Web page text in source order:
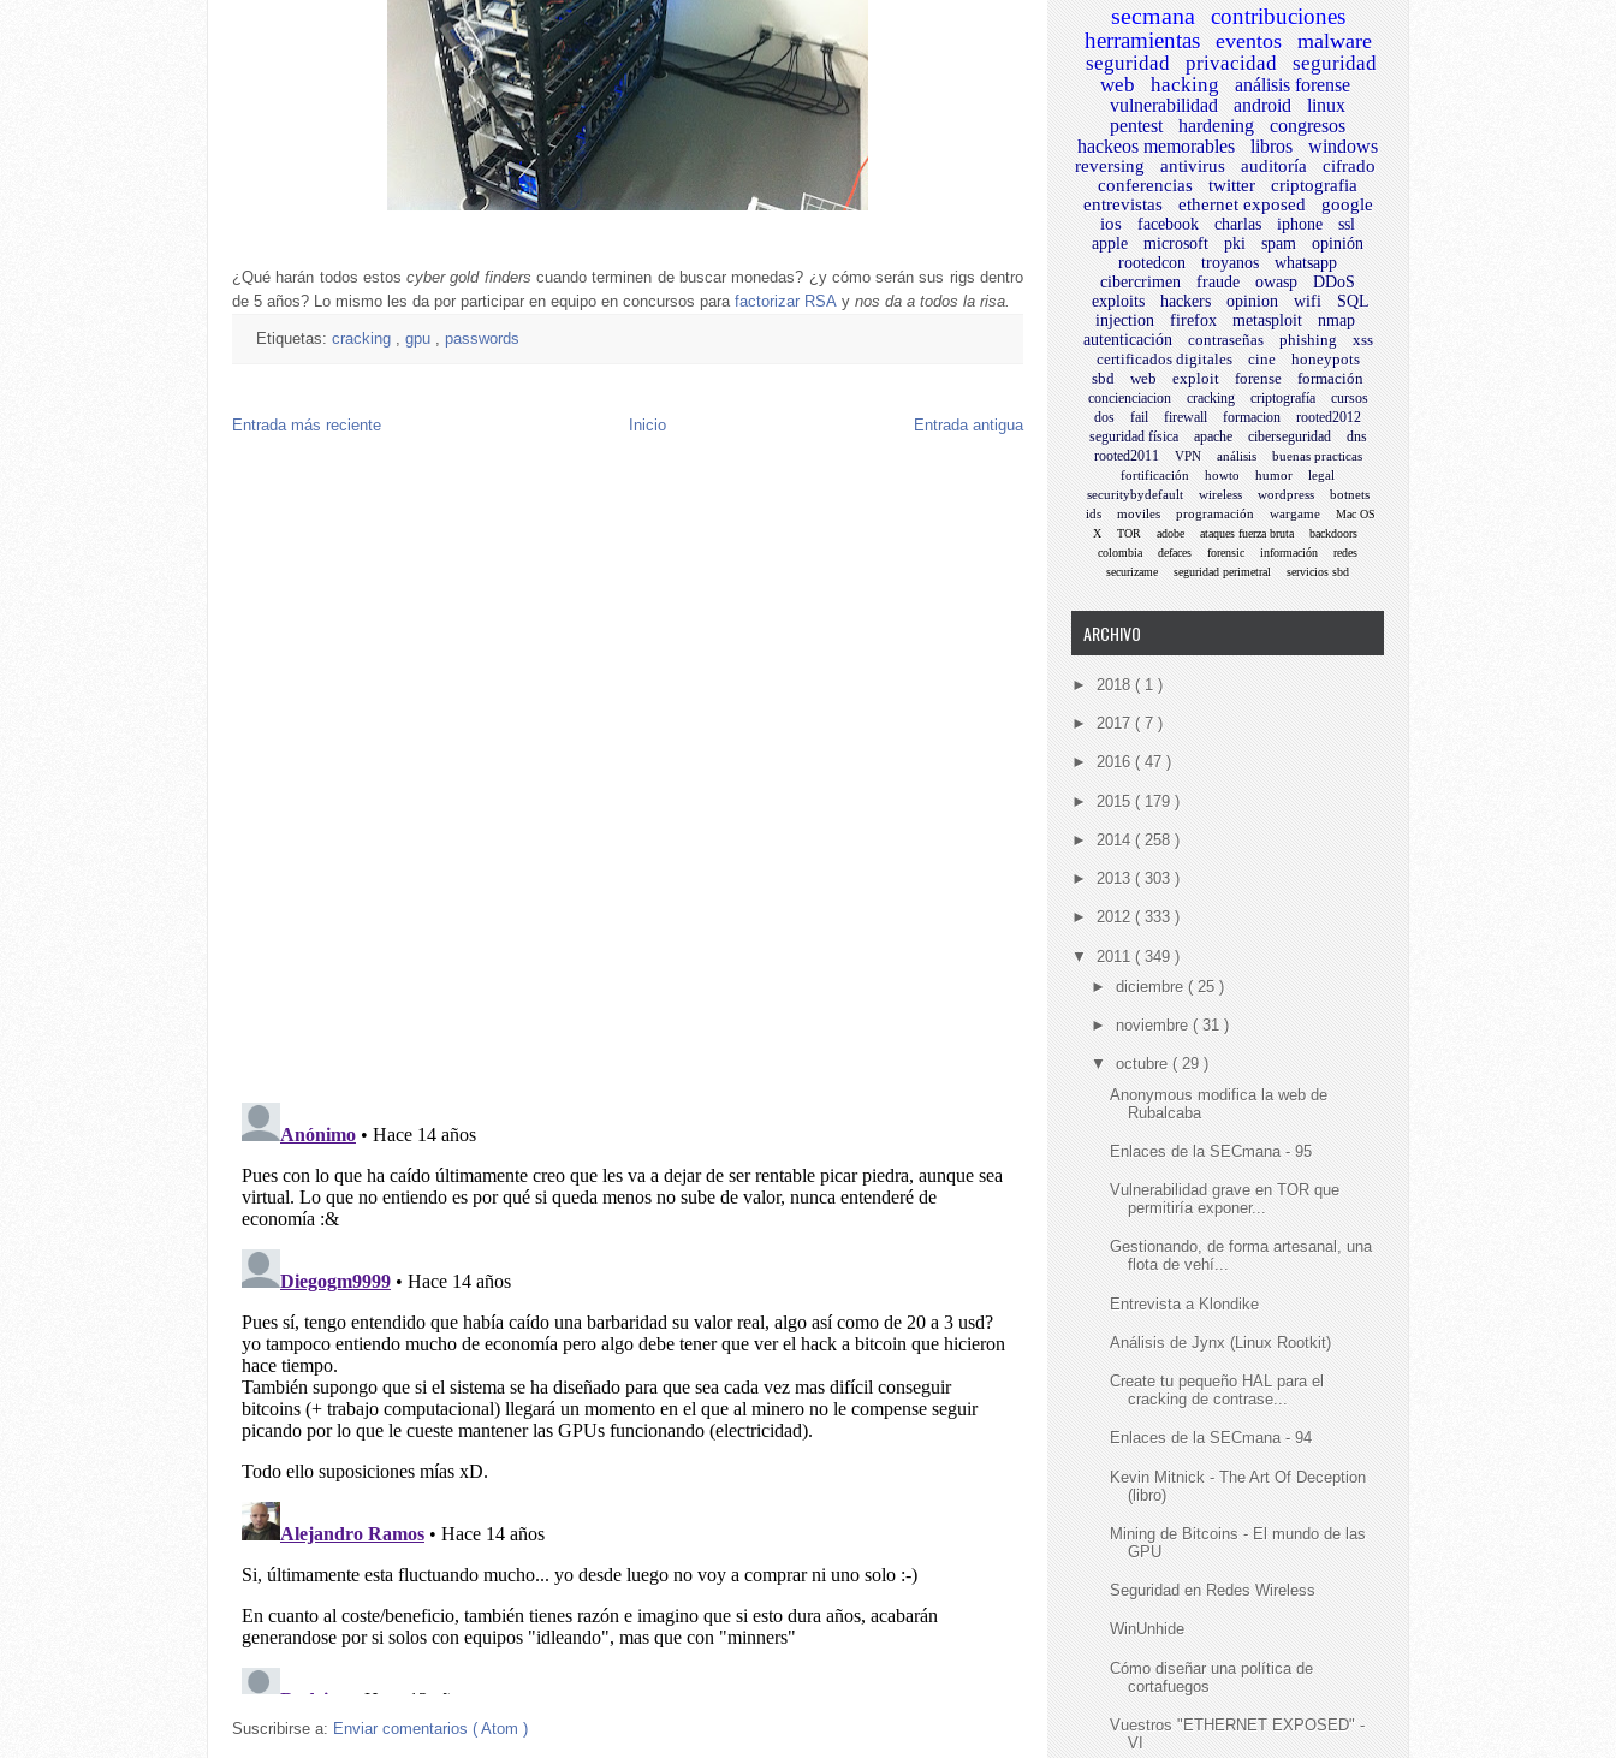
¿Qué harán todos estoscyber gold finderscuando terminen de buscar monedas? ¿y cómo serán sus rigs dentro
de 5 años? Lo mismo les da por participar en equipo en concursos para factorizar RSA y nos da a todos la risa.
Etiquetas: cracking , gpu , passwords
Entrada más reciente Entrada antigua
Inicio
Suscribirse a: Enviar comentarios ( Atom )
secmana
contribuciones
herramientas
eventos malware
seguridad privacidad
seguridad
web
hacking
análisis forense
vulnerabilidad
android
linux
pentest
hardening
congresos
hackeos memorables
libros windows
reversing antivirus auditoría
cifrado
conferencias
twitter
criptografia
entrevistas
ethernet exposed
google
ios
facebook charlas iphone
ssl
apple
microsoft pki spam
opinión
rootedcon
troyanos
whatsapp
cibercrimen
fraude owasp
DDoS
exploits
hackers opinion wifi
SQL
injection
firefox metasploit
nmap
autenticación
contraseñas phishing
xss
certificados digitales
cine
honeypots
sbd
web exploit forense formación
concienciacion cracking criptografía
cursos
dos
fail firewall formacion
rooted2012
seguridad física
apache ciberseguridad
dns
rooted2011
VPN análisis
buenas practicas
fortificación
howto humor
legal
securitybydefault
wireless wordpress
botnets
ids
moviles programación wargame
Mac OS
X
TOR adobe ataques fuerza bruta
backdoors
colombia
defaces forensic información
redes
securizame
seguridad perimetral servicios sbd
ARCHIVO
► 2018 ( 1 )
► 2017 ( 7 )
► 2016 ( 47 )
► 2015 ( 179 )
► 2014 ( 258 )
► 2013 ( 303 )
► 2012 ( 333 )
▼ 2011 ( 349 )
► diciembre ( 25 )
► noviembre ( 31 )
▼ octubre ( 29 )
Anonymous modifica la web de
Rubalcaba
Enlaces de la SECmana - 95
Vulnerabilidad grave en TOR que
permitiría exponer...
Gestionando, de forma artesanal, una
flota de vehí...
Entrevista a Klondike
Análisis de Jynx (Linux Rootkit)
Create tu pequeño HAL para el
cracking de contrase...
Enlaces de la SECmana - 94
Kevin Mitnick - The Art Of Deception
(libro)
Mining de Bitcoins - El mundo de las
GPU
Seguridad en Redes Wireless
WinUnhide
Cómo diseñar una política de
cortafuegos
Vuestros "ETHERNET EXPOSED" -
VI